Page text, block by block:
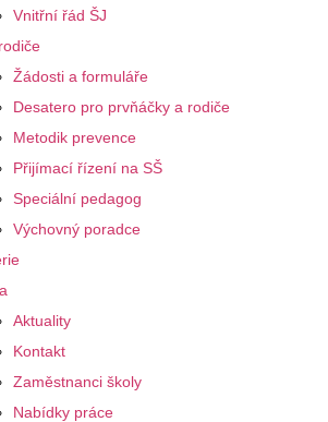
Vnitřní řád ŠJ
Žádosti a formuláře
Desatero pro prvňáčky a rodiče
Metodik prevence
Přijímací řízení na SŠ
Speciální pedagog
Výchovný poradce
Aktuality
Kontakt
Zaměstnanci školy
Nabídky práce